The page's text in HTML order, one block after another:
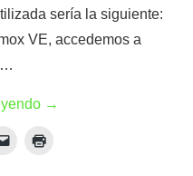
sería la siguiente:
VE, accedemos a
→